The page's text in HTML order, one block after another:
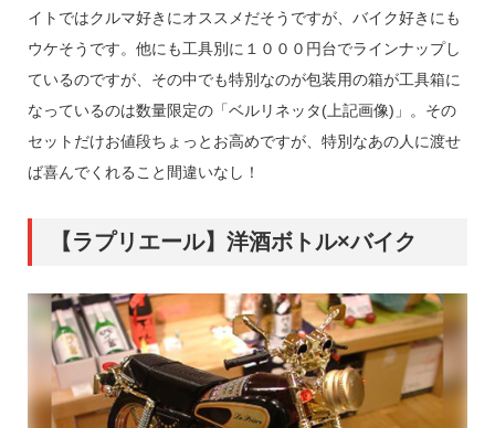
イトではクルマ好きにオススメだそうですが、バイク好きにも
ウケそうです。他にも工具別に１０００円台でラインナップし
ているのですが、その中でも特別なのが包装用の箱が工具箱に
なっているのは数量限定の「ベルリネッタ(上記画像)」。その
セットだけお値段ちょっとお高めですが、特別なあの人に渡せ
ば喜んでくれること間違いなし！
【ラプリエール】洋酒ボトル×バイク